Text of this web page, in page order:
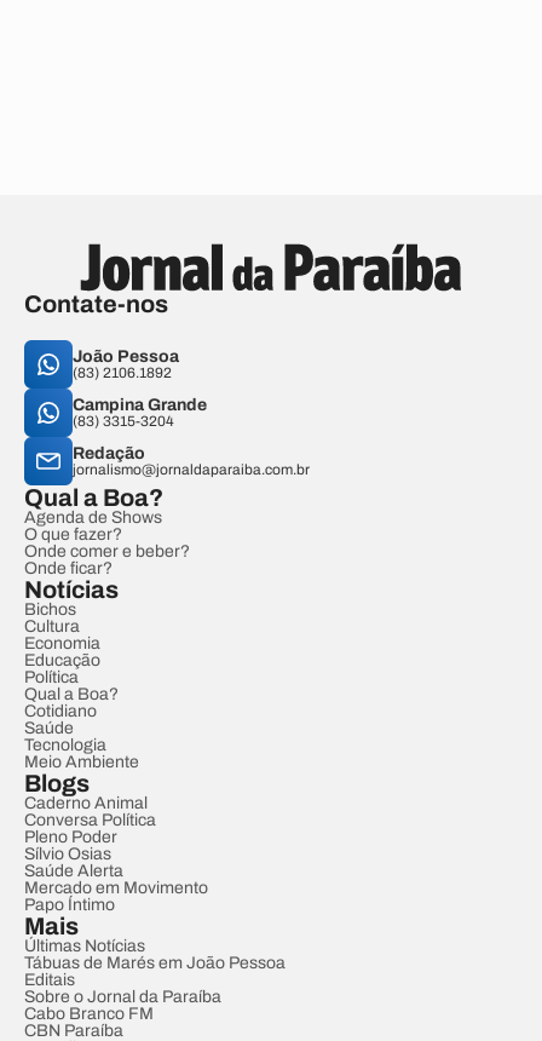
Contate-nos
João Pessoa
(83) 2106.1892
Campina Grande
(83) 3315-3204
Redação
jornalismo@jornaldaparaiba.com.br
Qual a Boa?
Agenda de Shows
O que fazer?
Onde comer e beber?
Onde ficar?
Notícias
Bichos
Cultura
Economia
Educação
Política
Qual a Boa?
Cotidiano
Saúde
Tecnologia
Meio Ambiente
Blogs
Caderno Animal
Conversa Política
Pleno Poder
Sílvio Osias
Saúde Alerta
Mercado em Movimento
Papo Íntimo
Mais
Últimas Notícias
Tábuas de Marés em João Pessoa
Editais
Sobre o Jornal da Paraíba
Cabo Branco FM
CBN Paraíba